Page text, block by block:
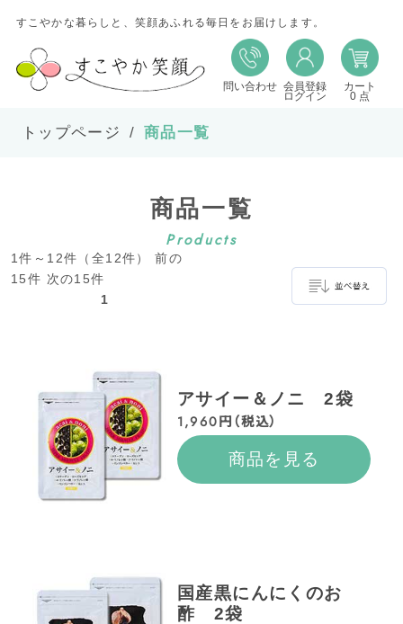
すこやかな暮らしと、笑顔あふれる毎日をお届けします。
問い合わせ 会員登録
ログイン
カート
0 点
トップページ 商品一覧
商品一覧
Products
1件～12件（全12件） 前の
15件 次の15件
1
並び替え
表示件数
アサイー＆ノニ 2袋
1,960円（税込）
商品を見る
国産黒にんにくのお
酢 2袋